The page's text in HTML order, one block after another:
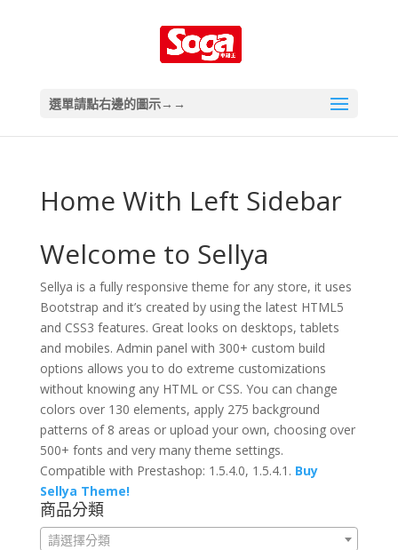
選單請點右邊的圖示→→
Home With Left Sidebar
Welcome to Sellya
Sellya is a fully responsive theme for any store, it uses
Bootstrap and it’s created by using the latest HTML5
and CSS3 features. Great looks on desktops, tablets
and mobiles. Admin panel with 300+ custom build
options allows you to do extreme customizations
without knowing any HTML or CSS. You can change
colors over 130 elements, apply 275 background
patterns of 8 areas or upload your own, choosing over
500+ fonts and very many theme settings.
Compatible with Prestashop: 1.5.4.0, 1.5.4.1. Buy
Sellya Theme!
商品分類
請選擇分類